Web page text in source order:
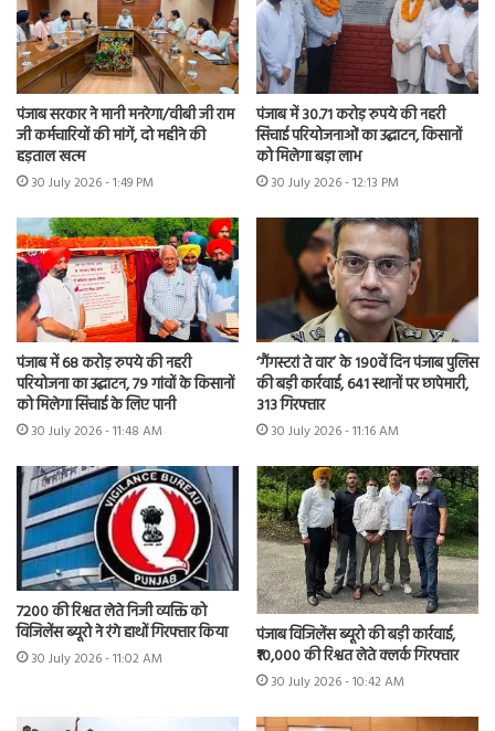
पंजाब सरकार ने मानी मनरेगा/वीबी जी राम
जी कर्मचारियों की मांगें, दो महीने की
हड़ताल खत्म
30 July 2026 - 1:49 PM
पंजाब में 30.71 करोड़ रुपये की नहरी
सिंचाई परियोजनाओं का उद्घाटन, किसानों
को मिलेगा बड़ा लाभ
30 July 2026 - 12:13 PM
पंजाब में 68 करोड़ रुपये की नहरी
परियोजना का उद्घाटन, 79 गांवों के किसानों
को मिलेगा सिंचाई के लिए पानी
30 July 2026 - 11:48 AM
‘गैंगस्टरां ते वार’ के 190वें दिन पंजाब पुलिस
की बड़ी कार्रवाई, 641 स्थानों पर छापेमारी,
313 गिरफ्तार
30 July 2026 - 11:16 AM
7200 की रिश्वत लेते निजी व्यक्ति को
विजिलेंस ब्यूरो ने रंगे हाथों गिरफ्तार किया
30 July 2026 - 11:02 AM
पंजाब विजिलेंस ब्यूरो की बड़ी कार्रवाई,
₹10,000 की रिश्वत लेते क्लर्क गिरफ्तार
30 July 2026 - 10:42 AM